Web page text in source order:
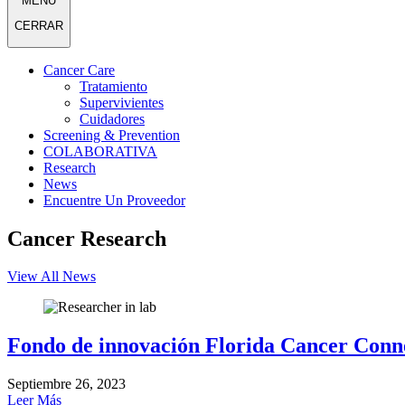
CERRAR
Cancer Care
Tratamiento
Supervivientes
Cuidadores
Screening & Prevention
COLABORATIVA
Research
News
Encuentre Un Proveedor
Cancer Research
View All News
Fondo de innovación Florida Cancer
Septiembre 26, 2023
Leer Más